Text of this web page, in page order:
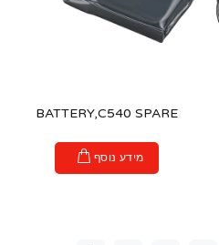
BATTERY,C540 SPARE
מידע נוסף